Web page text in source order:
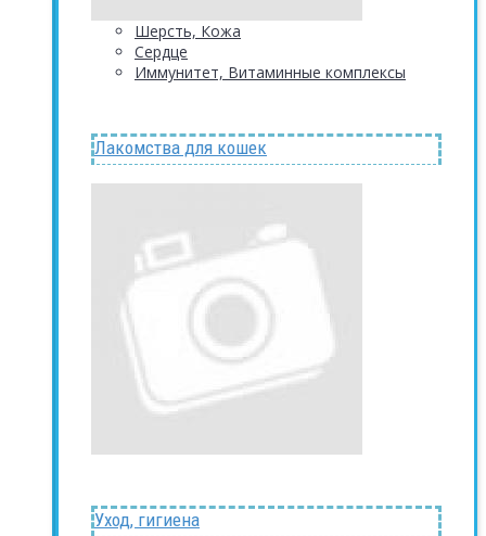
Шерсть, Кожа
Сердце
Иммунитет, Витаминные комплексы
Лакомства для кошек
Уход, гигиена